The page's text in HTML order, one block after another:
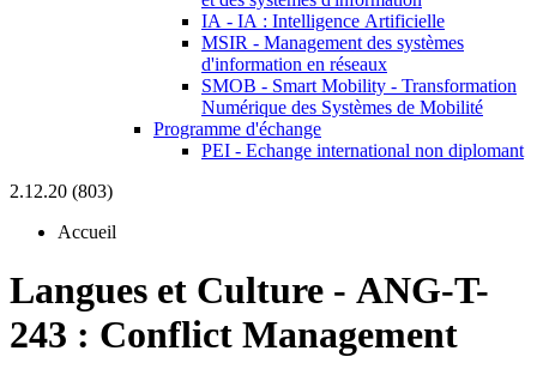
IA - IA : Intelligence Artificielle
MSIR - Management des systèmes
d'information en réseaux
SMOB - Smart Mobility - Transformation
Numérique des Systèmes de Mobilité
Programme d'échange
PEI - Echange international non diplomant
2.12.20 (803)
Accueil
Langues et Culture - ANG-T-
243 : Conflict Management